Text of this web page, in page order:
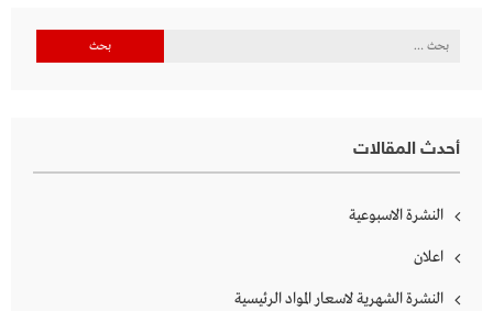
البحث
أحدث المقالات
النشرة الاسبوعية
اعلان
النشرة الشهرية لاسعار المواد الرئيسية